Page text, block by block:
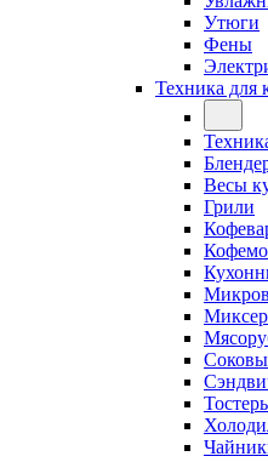
Утюги
Фены
Техника для
Весы
Грили